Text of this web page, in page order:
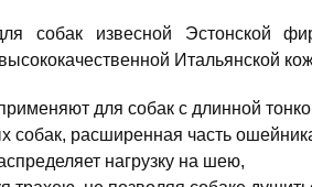
собак извесной Эстонской
Итальянской
для собак с длинной
собак, расширенная часть
нагрузку на шею,